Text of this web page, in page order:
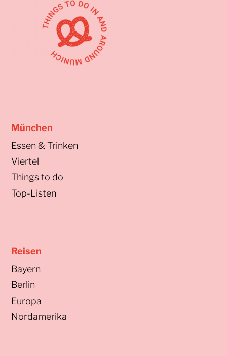
München
Essen & Trinken
Viertel
Things to do
Top-Listen
Reisen
Bayern
Berlin
Europa
Nordamerika